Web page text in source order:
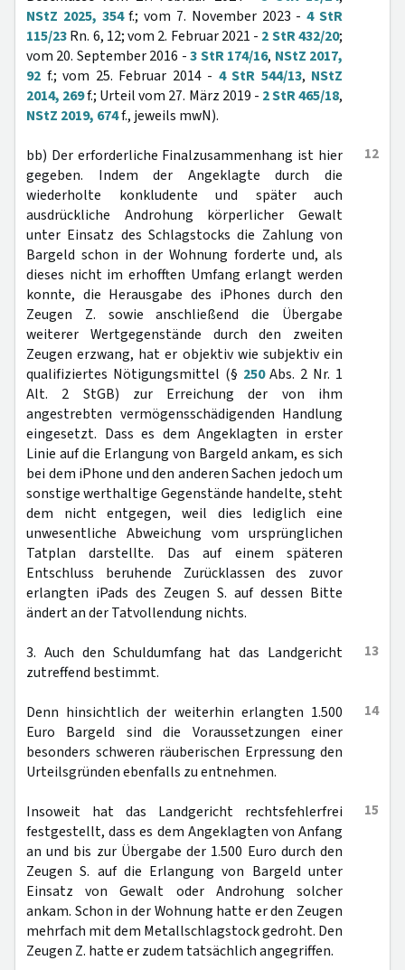
NStZ 2025, 354f.; vom 7. November 2023 -4 StR
115/23Rn. 6, 12; vom 2. Februar 2021 - 2 StR 432/20;
vom 20. September 2016 -3 StR 174/16, NStZ 2017,
92 f.; vom 25. Februar 2014 - 4 StR 544/13, NStZ
2014, 269f.; Urteil vom 27. März 2019 - 2 StR 465/18,
NStZ 2019, 674f., jeweils mwN).
12
bb) Der erforderliche Finalzusammenhang ist hier
gegeben. Indem der Angeklagte durch die
wiederholte konkludente und später auch
ausdrückliche Androhung körperlicher Gewalt
unter Einsatz des Schlagstocks die Zahlung von
Bargeld schon in der Wohnung forderte und, als
dieses nicht im erhofften Umfang erlangt werden
konnte, die Herausgabe des iPhones durch den
Zeugen Z. sowie anschließend die Übergabe
weiterer Wertgegenstände durch den zweiten
Zeugen erzwang, hat er objektiv wie subjektiv ein
qualifiziertes Nötigungsmittel (§ 250Abs. 2 Nr. 1
Alt. 2 StGB) zur Erreichung der von ihm
angestrebten vermögensschädigenden Handlung
eingesetzt. Dass es dem Angeklagten in erster
Linie auf die Erlangung von Bargeld ankam, es sich
bei dem iPhone und den anderen Sachen jedoch um
sonstige werthaltige Gegenstände handelte, steht
dem nicht entgegen, weil dies lediglich eine
unwesentliche Abweichung vom ursprünglichen
Tatplan darstellte. Das auf einem späteren
Entschluss beruhende Zurücklassen des zuvor
erlangten iPads des Zeugen S. auf dessen Bitte
ändert an der Tatvollendung nichts.
13
3. Auch den Schuldumfang hat das Landgericht
zutreffend bestimmt.
14
Denn hinsichtlich der weiterhin erlangten 1.500
Euro Bargeld sind die Voraussetzungen einer
besonders schweren räuberischen Erpressung den
Urteilsgründen ebenfalls zu entnehmen.
15
Insoweit hat das Landgericht rechtsfehlerfrei
festgestellt, dass es dem Angeklagten von Anfang
an und bis zur Übergabe der 1.500 Euro durch den
Zeugen S. auf die Erlangung von Bargeld unter
Einsatz von Gewalt oder Androhung solcher
ankam. Schon in der Wohnung hatte er den Zeugen
mehrfach mit dem Metallschlagstock gedroht. Den
Zeugen Z. hatte er zudem tatsächlich angegriffen.